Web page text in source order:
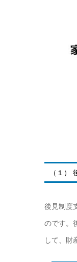
（１）
後見制度
のです。
して、財